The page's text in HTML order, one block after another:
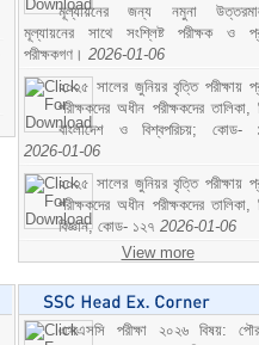
মূল্যায়নের জন্য নমুনা
মূল্যায়নের সাথে সংশ্লিষ্ট পরীক্ষক ও
পরীক্ষকগণ। 2026-01-06
২০২৫ সালের জুনিয়র বৃত্তি পরীক্ষায়
পরীক্ষকদের অধীন পরীক্ষকদের তালিকা,
বাংলাদেশ ও বিশ্বপরিচয়; কোড-
2026-01-06
২০২৫ সালের জুনিয়র বৃত্তি পরীক্ষায়
পরীক্ষকদের অধীন পরীক্ষকদের তালিকা,
বিজ্ঞান; কোড- ১২৭ 2026-01-06
View more
এসএসসি পরীক্ষা ২০২৬ বিষয়: